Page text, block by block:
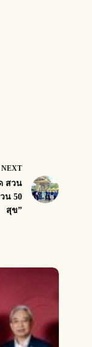
NEXT
สวน
น 50
สุข”